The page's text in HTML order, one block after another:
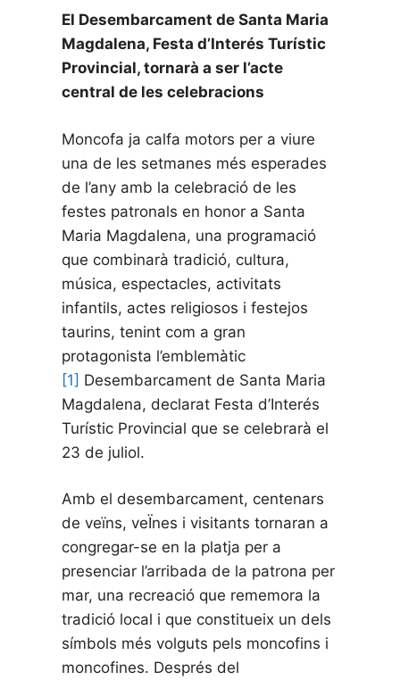
El Desembarcament de Santa Maria
Magdalena, Festa d’Interés Turístic
Provincial, tornarà a ser l’acte
central de les celebracions
Moncofa ja calfa motors per a viure
una de les setmanes més esperades
de l’any amb la celebració de les
festes patronals en honor a Santa
Maria Magdalena, una programació
que combinarà tradició, cultura,
música, espectacles, activitats
infantils, actes religiosos i festejos
taurins, tenint com a gran
protagonista l’emblemàtic
[1] Desembarcament de Santa Maria
Magdalena, declarat Festa d’Interés
Turístic Provincial que se celebrarà el
23 de juliol.
Amb el desembarcament, centenars
de veïns, veÏnes i visitants tornaran a
congregar-se en la platja per a
presenciar l’arribada de la patrona per
mar, una recreació que rememora la
tradició local i que constitueix un dels
símbols més volguts pels moncofins i
moncofines. Després del